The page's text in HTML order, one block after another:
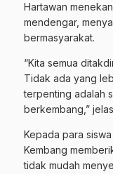
Hartawan
mendengar,
bermasyarakat.
“Kita semua
Tidak ada yang
terpenting adalah
berkembang,”
Kepada para
Kembang
tidak mudah